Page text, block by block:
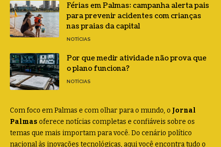
Férias em Palmas: campanha alerta pais
para prevenir acidentes com crianças
nas praias da capital
NOTÍCIAS
Por que medir atividade não prova que
o plano funciona?
NOTÍCIAS
Com foco em Palmas e com olhar para o mundo, o Jornal
Palmas oferece notícias completas e confiáveis sobre os
temas que mais importam para você. Do cenário político
nacional às inovações tecnológicas, aqui você encontra tudo o